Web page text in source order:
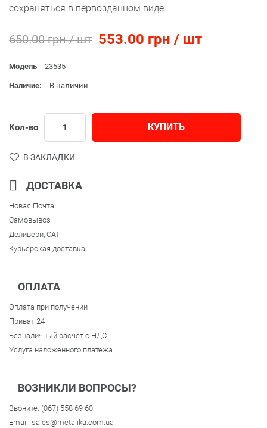
сохраняться в первозданном виде.
553.00 грн / шт
650.00 грн / шт
Модель 23535
Наличие: В наличии
Кол-во КУПИТЬ
В ЗАКЛАДКИ
ДОСТАВКА
Новая Почта
Самовывоз
Деливери, CAT
Курьерская доставка
ОПЛАТА
Оплата при получении
Приват 24
Безналичный расчет с НДС
Услуга наложенного платежа
ВОЗНИКЛИ ВОПРОСЫ?
Звоните: (067) 558 69 60
Email: sales@metalika.com.ua